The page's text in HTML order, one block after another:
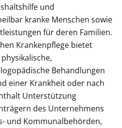
und
kranke Menschen sowie
für deren Familien.
Krankenpflege bietet
Behandlungen
einer Krankheit oder nach
Unterstützung
des Unternehmens
und Kommunalbehörden,